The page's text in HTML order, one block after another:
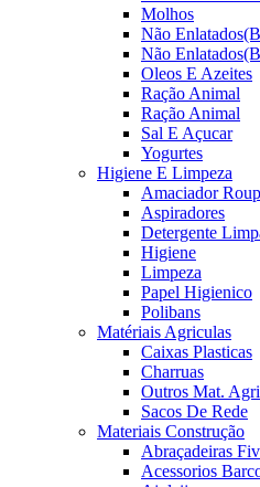
Molhos
Não
Não
Oleos E Azeites
Ração Animal
Ração Animal
Sal E Açucar
Yogurtes
Higiene E Limpeza
Amaciador
Aspiradores
Detergente
Higiene
Limpeza
Papel Higienico
Polibans
Matériais Agriculas
Caixas Plasticas
Charruas
Outros Mat.
Sacos De Rede
Materiais Construção
Abraçadeiras
Acessorios